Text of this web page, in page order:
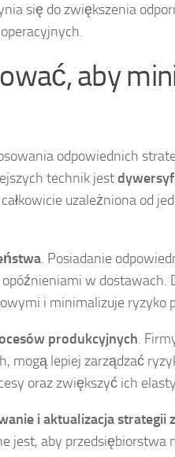
się do zwiększenia
aby
odpowiednich
technik jest
uzależniona od
. Posiadanie
w dostawach.
i minimalizuje ryzyko
produkcyjnych.
lepiej zarządzać
oraz zwiększyć ich
i aktualizacja strategii
jest, aby przedsiębiorstwa